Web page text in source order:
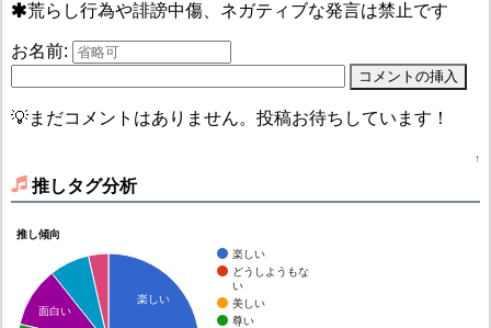
荒らし行為や誹謗中傷、ネガティブな発言は禁止です
お名前:
💡まだコメントはありません。投稿お待ちしています！
↑
推しタグ分析
推し傾向
楽しい
どうしようもな
い
美しい
尊い
楽しい
面白い